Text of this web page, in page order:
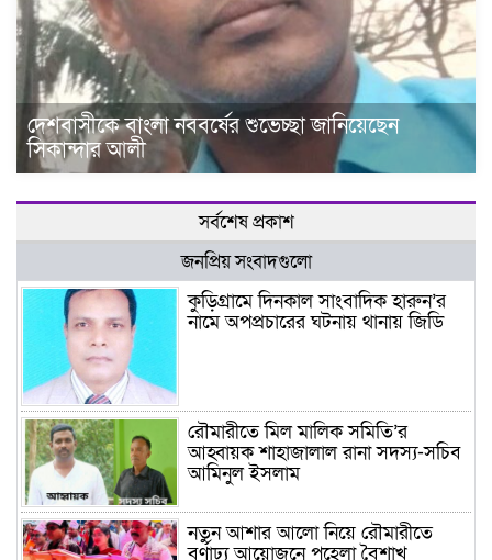
দেশবাসীকে বাংলা নববর্ষের শুভেচ্ছা জানিয়েছেন
সিকান্দার আলী
সর্বশেষ প্রকাশ
জনপ্রিয় সংবাদগুলো
কুড়িগ্রামে দিনকাল সাংবাদিক হারুন’র
নামে অপপ্রচারের ঘটনায় থানায় জিডি
রৌমারীতে মিল মালিক সমিতি’র
আহ্বায়ক শাহাজালাল রানা সদস্য-সচিব
আমিনুল ইসলাম
নতুন আশার আলো নিয়ে রৌমারীতে
বর্ণাঢ্য আয়োজনে পহেলা বৈশাখ